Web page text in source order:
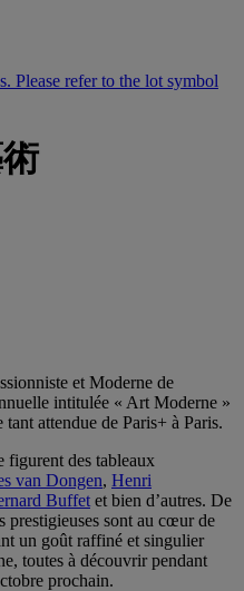
Please refer to the lot symbol
et Moderne de
intitulée « Art Moderne »
attendue de Paris+ à Paris.
figurent des tableaux
van Dongen, Henri
Buffet et bien d’autres. De
prestigieuses sont au cœur de
un goût raffiné et singulier
toutes à découvrir pendant
prochain.